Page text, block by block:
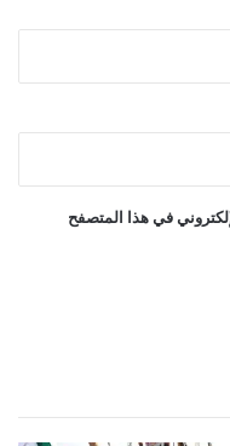
في هذا المتصفح